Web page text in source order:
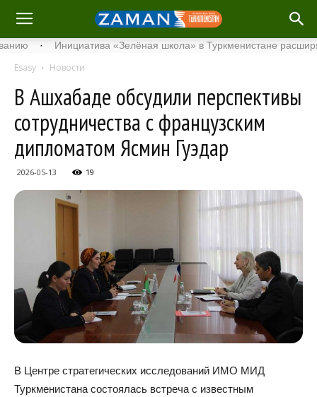
· Инициатива «Зелёная школа» в Туркменистане расширяет
Esasy Новости
В Ашхабаде обсудили перспективы
сотрудничества с французским
дипломатом Ясмин Гуэдар
2026-05-13 19
В Центре стратегических исследований ИМО МИД
Туркменистана состоялась встреча с известным